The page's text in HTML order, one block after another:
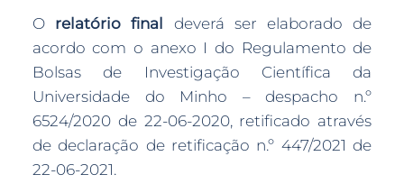
O relatório final
deverá ser elaborado de
acordo com o anexo I do Regulamento de
Bolsas de Investigação Científica da
Universidade do Minho – despacho n.º
6524/2020 de 22-06-2020, retificado através
de declaração de retificação n.º 447/2021 de
22-06-2021.